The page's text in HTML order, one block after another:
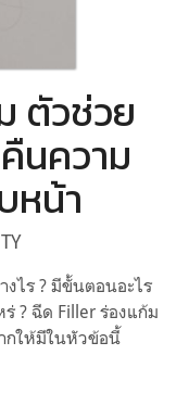
ตัวช่วย
นความ
หน้า
งไร ? มีขั้นตอนอะไร
? ฉีด Filler ร่องแก้ม
ให้มีในหัวข้อนี้